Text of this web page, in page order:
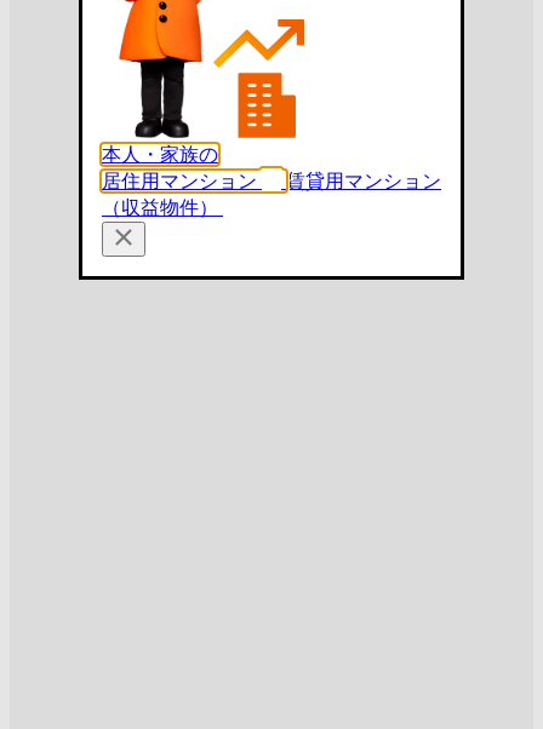
本人・家族の
居住用マンション
賃貸用マンション
（収益物件）